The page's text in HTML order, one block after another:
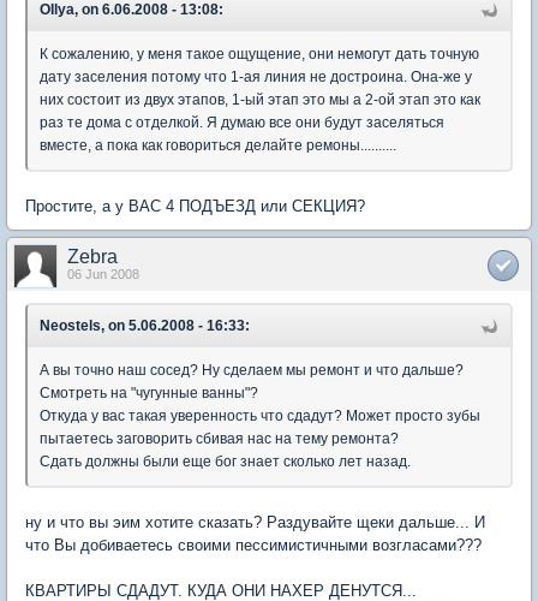
OIlya, on 6.06.2008 - 13:08:
К сожалению, у меня такое ощущение, они немогут дать точную
дату заселения потому что 1-ая линия не достроина. Она-же у
них состоит из двух этапов, 1-ый этап это мы а 2-ой этап это как
раз те дома с отделкой. Я думаю все они будут заселяться
вместе, а пока как говориться делайте ремоны..........
Простите, а у ВАС 4 ПОДЪЕЗД или СЕКЦИЯ?
Zebra
06 Jun 2008
Neostels, on 5.06.2008 - 16:33:
А вы точно наш сосед? Ну сделаем мы ремонт и что дальше?
Смотреть на "чугунные ванны"?
Откуда у вас такая уверенность что сдадут? Может просто зубы
пытаетесь заговорить сбивая нас на тему ремонта?
Сдать должны были еще бог знает сколько лет назад.
ну и что вы эим хотите сказать? Раздувайте щеки дальше... И
что Вы добиваетесь своими пессимистичными возгласами???
КВАРТИРЫ СДАДУТ. КУДА ОНИ НАХЕР ДЕНУТСЯ...